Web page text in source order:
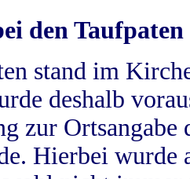
den Taufpaten
stand im
deshalb
zur
Hierbei wurde